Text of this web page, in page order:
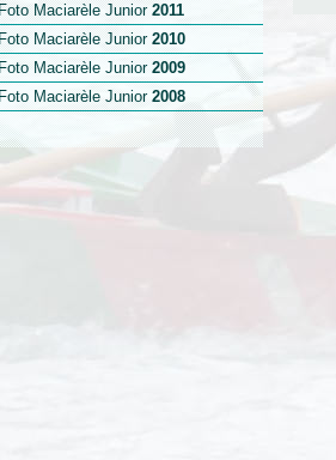
Maciarèle Junior 2011
Maciarèle Junior 2010
Maciarèle Junior 2009
Maciarèle Junior 2008